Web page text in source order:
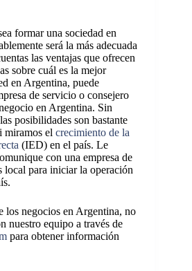
formar una sociedad en
será la más adecuada
las ventajas que ofrecen
sobre cuál es la mejor
en Argentina, puede
de servicio o consejero
en Argentina. Sin
posibilidades son bastante
miramos el crecimiento de la
(IED) en el país. Le
con una empresa de
local para iniciar la operación
los negocios en Argentina, no
nuestro equipo a través de
para obtener información